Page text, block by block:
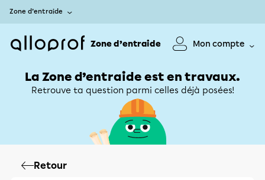
Zone d’entraide
Zone d’entraide Mon compte
La Zone d’entraide est en travaux.
Retrouve ta question parmi celles déjà posées!
Retour